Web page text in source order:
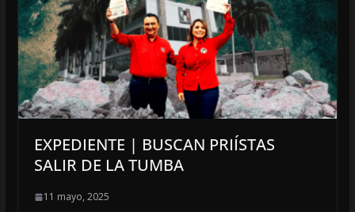
EXPEDIENTE | BUSCAN PRIÍSTAS
SALIR DE LA TUMBA
11 mayo, 2025